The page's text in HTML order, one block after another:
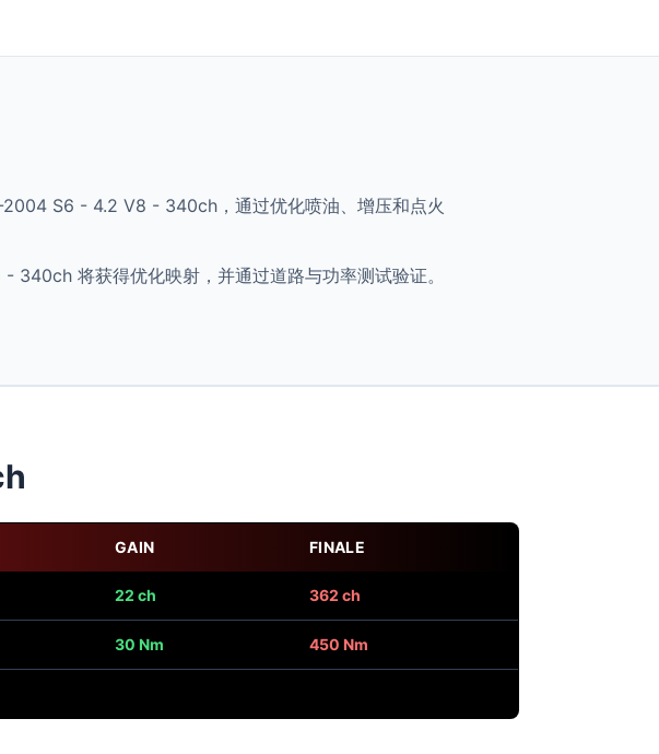
S6 - 4.2 V8 - 340ch，通过优化喷油、增压和点火
将获得优化映射，并通过道路与功率测试验证。
GAIN FINALE
22 ch 362 ch
30 Nm 450 Nm